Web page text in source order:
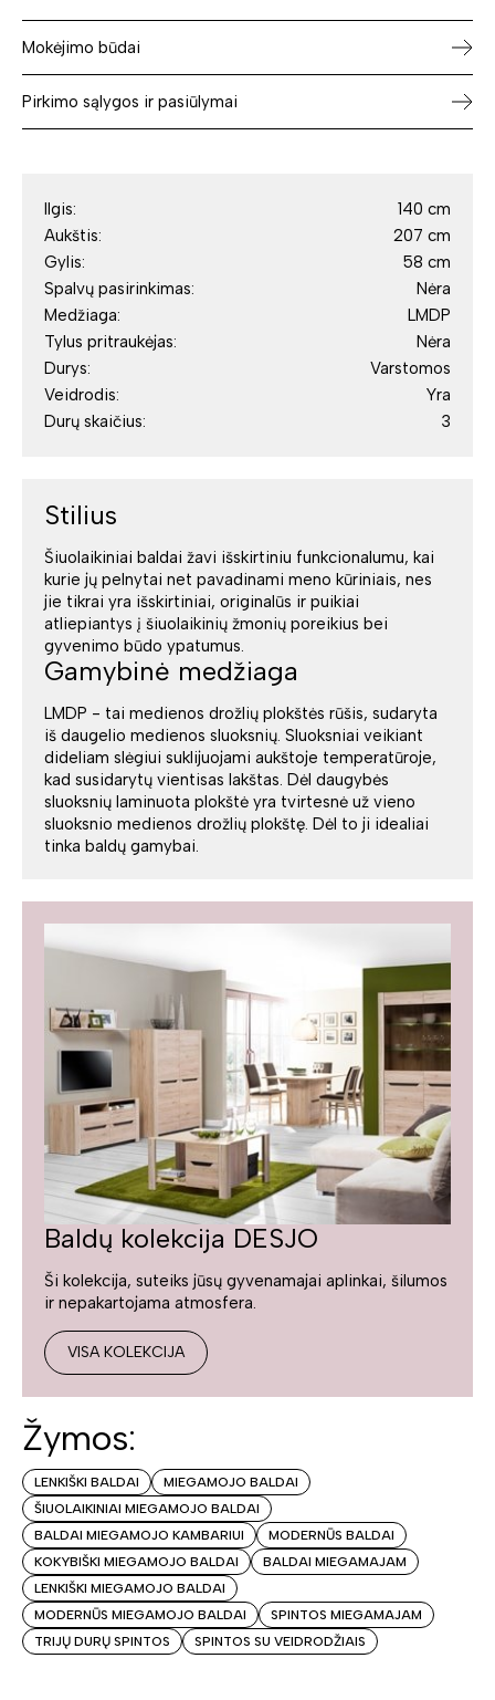
Mokėjimo būdai
Pirkimo sąlygos ir pasiūlymai
Ilgis:
140 cm
Aukštis:
207 cm
Gylis:
58 cm
Spalvų pasirinkimas:
Nėra
Medžiaga:
LMDP
Tylus pritraukėjas:
Nėra
Durys:
Varstomos
Veidrodis:
Yra
Durų skaičius:
3
Stilius
Šiuolaikiniai baldai žavi išskirtiniu funkcionalumu, kai
kurie jų pelnytai net pavadinami meno kūriniais, nes
jie tikrai yra išskirtiniai, originalūs ir puikiai
atliepiantys į šiuolaikinių žmonių poreikius bei
gyvenimo būdo ypatumus.
Gamybinė medžiaga
LMDP - tai medienos drožlių plokštės rūšis, sudaryta
iš daugelio medienos sluoksnių. Sluoksniai veikiant
dideliam slėgiui suklijuojami aukštoje temperatūroje,
kad susidarytų vientisas lakštas. Dėl daugybės
sluoksnių laminuota plokštė yra tvirtesnė už vieno
sluoksnio medienos drožlių plokštę. Dėl to ji idealiai
tinka baldų gamybai.
Baldų kolekcija DESJO
Ši kolekcija, suteiks jūsų gyvenamajai aplinkai, šilumos
ir nepakartojama atmosfera.
VISA KOLEKCIJA
Žymos:
LENKIŠKI BALDAI
MIEGAMOJO BALDAI
ŠIUOLAIKINIAI MIEGAMOJO BALDAI
BALDAI MIEGAMOJO KAMBARIUI
MODERNŪS BALDAI
KOKYBIŠKI MIEGAMOJO BALDAI
BALDAI MIEGAMAJAM
LENKIŠKI MIEGAMOJO BALDAI
MODERNŪS MIEGAMOJO BALDAI
SPINTOS MIEGAMAJAM
TRIJŲ DURŲ SPINTOS
SPINTOS SU VEIDRODŽIAIS